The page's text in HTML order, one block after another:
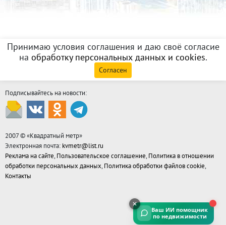
Принимаю условия соглашения и даю своё согласие
на обработку персональных данных и cookies.
Согласен
Подписывайтесь на новости:
2007 © «Квадратный метр»
Электронная почта: kvmetr@list.ru
Реклама на сайте, Пользовательское соглашение, Политика в отношении
обработки персональных данных, Политика обработки файлов cookie,
Контакты
Ваш ИИ помощник
по недвижимости